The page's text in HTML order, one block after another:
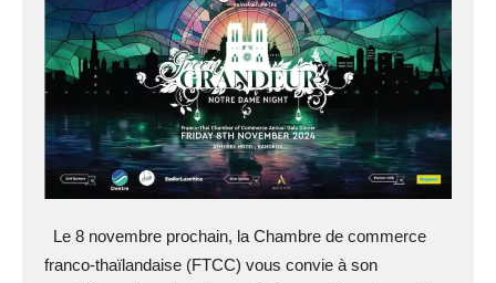
Le 8 novembre prochain, la Chambre de commerce
franco-thaïlandaise (FTCC) vous convie à son